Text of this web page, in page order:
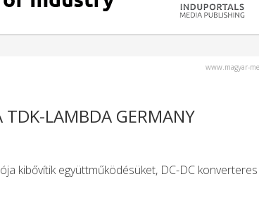
www.magyar-
TDK-LAMBDA GERMANY
kibővítik együttműködésüket, DC-DC